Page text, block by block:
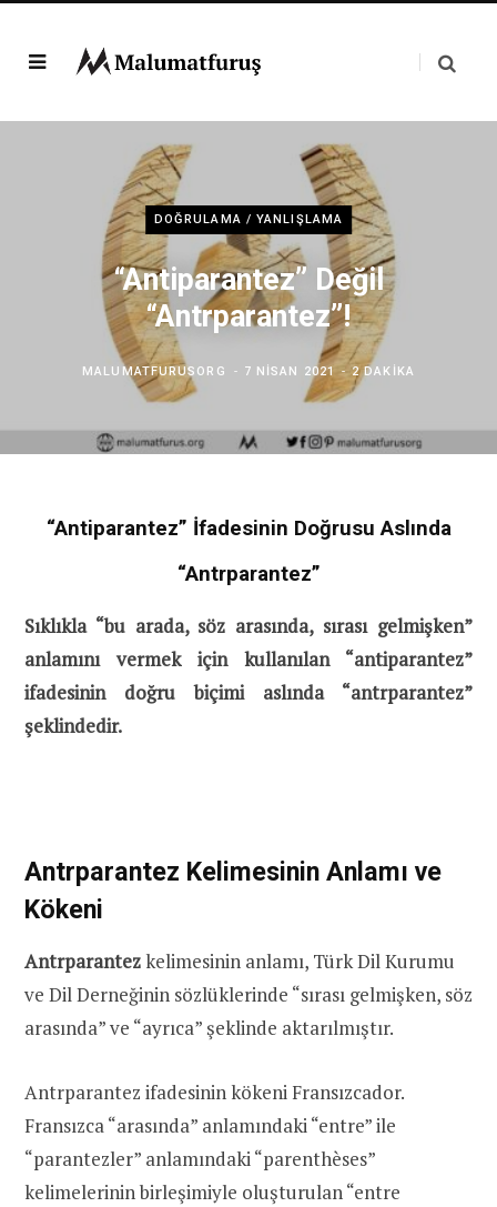
DOĞRULAMA / YANLIŞLAMA
“Antiparantez” Değil
“Antrparantez”!
MALUMATFURUSORG 7 NISAN 2021 2 DAKIKA
“Antiparantez” İfadesinin Doğrusu Aslında
“Antrparantez”
Sıklıkla “bu arada, söz arasında, sırası gelmişken”
anlamını vermek için kullanılan “antiparantez”
ifadesinin doğru biçimi aslında “antrparantez”
şeklindedir.
Antrparantez Kelimesinin Anlamı ve
Kökeni
Antrparantezkelimesinin anlamı, Türk Dil Kurumu
ve Dil Derneğinin sözlüklerinde “sırası gelmişken, söz
arasında” ve “ayrıca” şeklinde aktarılmıştır.
Antrparantez ifadesinin kökeni Fransızcador.
Fransızca “arasında” anlamındaki “entre” ile
“parantezler” anlamındaki “parenthèses”
kelimelerinin birleşimiyle oluşturulan “entre